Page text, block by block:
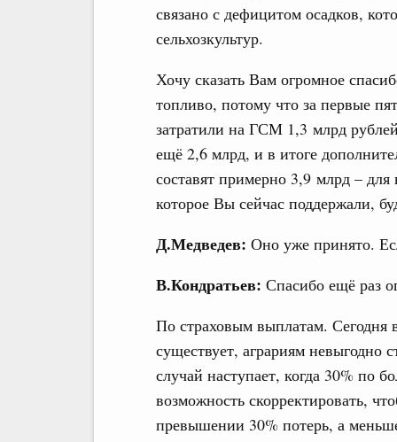
связано с дефицитом осадков,
сельхозкультур.
Хочу сказать Вам огромное
топливо, потому что за первые
затратили на ГСМ 1,3 млрд
ещё 2,6 млрд, и в итоге
составят примерно 3,9 млрд –
которое Вы сейчас поддержали,
Д.Медведев: Оно уже принято.
В.Кондратьев: Спасибо ещё раз
По страховым выплатам. Сегодня
существует, аграриям невыгодно
случай наступает, когда 30% по
возможность скорректировать,
превышении 30% потерь, а